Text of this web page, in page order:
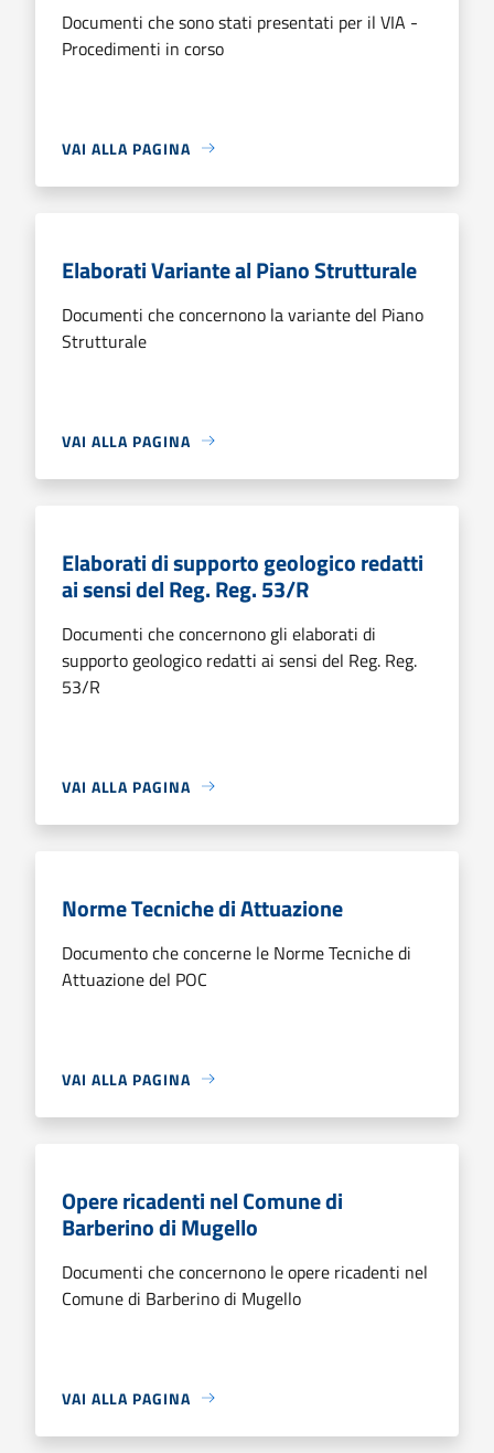
Documenti che sono stati presentati per il VIA -
Procedimenti in corso
VAI ALLA PAGINA
Elaborati Variante al Piano Strutturale
Documenti che concernono la variante del Piano
Strutturale
VAI ALLA PAGINA
Elaborati di supporto geologico redatti
ai sensi del Reg. Reg. 53/R
Documenti che concernono gli elaborati di
supporto geologico redatti ai sensi del Reg. Reg.
53/R
VAI ALLA PAGINA
Norme Tecniche di Attuazione
Documento che concerne le Norme Tecniche di
Attuazione del POC
VAI ALLA PAGINA
Opere ricadenti nel Comune di
Barberino di Mugello
Documenti che concernono le opere ricadenti nel
Comune di Barberino di Mugello
VAI ALLA PAGINA